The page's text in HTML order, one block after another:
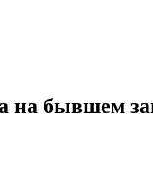
бывшем